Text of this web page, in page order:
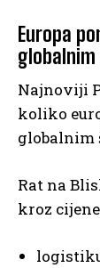
Europa
Najnoviji
koliko
globalnim
Rat na
kroz